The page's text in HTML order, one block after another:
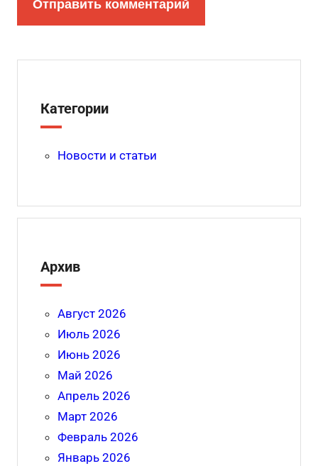
Категории
Новости и статьи
Архив
Август 2026
Июль 2026
Июнь 2026
Май 2026
Апрель 2026
Март 2026
Февраль 2026
Январь 2026